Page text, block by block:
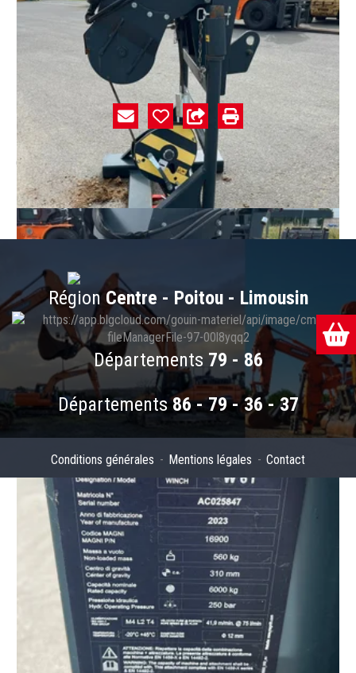
Numéro de série
AC025847
2023
Nc
Numéro de parc
T01
Capacité : 6 tonnes
Région Centre - Poitou - Limousin
Départements 79 - 86
Départements86 - 79 - 36 - 37
Conditions générales Mentions légales Contact